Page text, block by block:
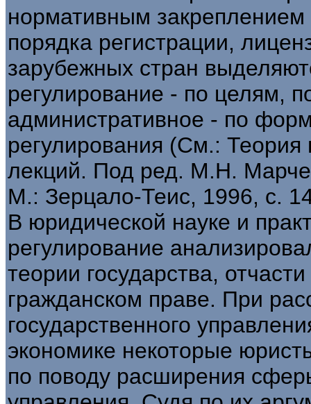
нормативным закреплением
порядка регистрации,
зарубежных стран
регулирование - по целям,
административное - по
регулирования (См.: Теория
лекций. Под ред. М.Н.
М.: Зерцало-Теис, 1996, с.
В юридической науке и
регулирование
теории государства,
гражданском праве. При
государственного
экономике некоторые
по поводу расширения